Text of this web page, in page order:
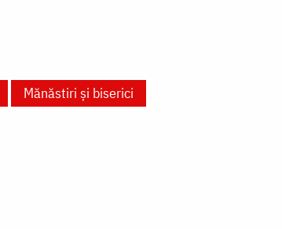
Mănăstiri și biserici